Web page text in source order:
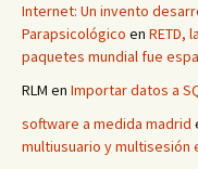
Internet: Un invento
Parapsicológico en RETD,
paquetes mundial fue
RLM en Importar datos a
software a medida madrid
multiusuario y multisesión